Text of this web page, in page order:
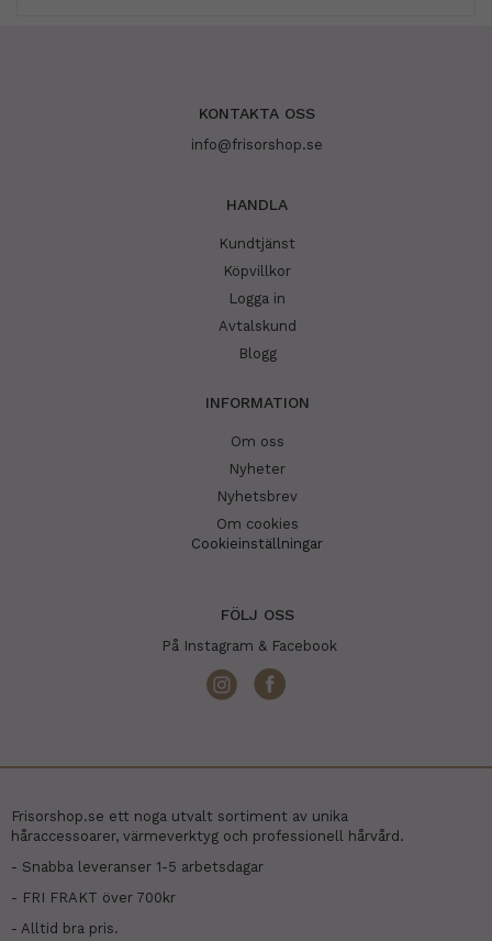
KONTAKTA OSS
info@frisorshop.se
HANDLA
Kundtjänst
Köpvillkor
Logga in
Avtalskund
Blogg
INFORMATION
Om oss
Nyheter
Nyhetsbrev
Om cookies
Cookieinställningar
FÖLJ OSS
På Instagram & Facebook
Frisorshop.se ett noga utvalt sortiment av unika
håraccessoarer, värmeverktyg och professionell hårvård.
- Snabba leveranser 1-5 arbetsdagar
- FRI FRAKT över 700kr
- Alltid bra pris.